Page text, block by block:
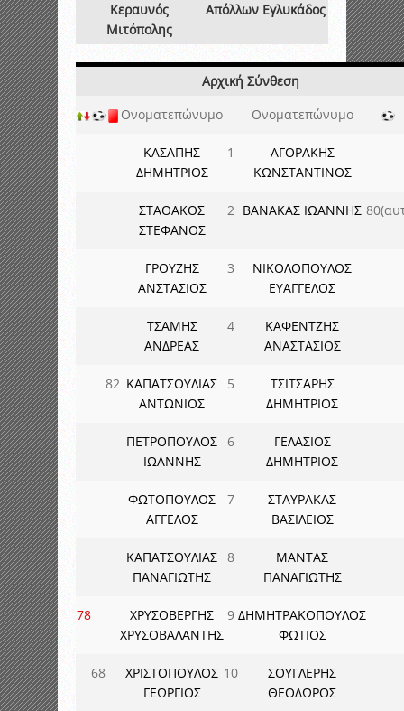
Κεραυνός
Μιτόπολης
Απόλλων Εγλυκάδος
Αρχική Σύνθεση
Ονοματεπώνυμο
Ονοματεπώνυμο
ΚΑΣΑΠΗΣ
ΔΗΜΗΤΡΙΟΣ
1
ΑΓΟΡΑΚΗΣ
ΚΩΝΣΤΑΝΤΙΝΟΣ
ΣΤΑΘΑΚΟΣ
ΣΤΕΦΑΝΟΣ
2 ΒΑΝΑΚΑΣ ΙΩΑΝΝΗΣ
ΓΡΟΥΖΗΣ
ΑΝΣΤΑΣΙΟΣ
3
ΝΙΚΟΛΟΠΟΥΛΟΣ
ΕΥΑΓΓΕΛΟΣ
ΤΣΑΜΗΣ
ΑΝΔΡΕΑΣ
4
ΚΑΦΕΝΤΖΗΣ
ΑΝΑΣΤΑΣΙΟΣ
82 ΚΑΠΑΤΣΟΥΛΙΑΣ
ΑΝΤΩΝΙΟΣ
5
ΤΣΙΤΣΑΡΗΣ
ΔΗΜΗΤΡΙΟΣ
ΠΕΤΡΟΠΟΥΛΟΣ
ΙΩΑΝΝΗΣ
6
ΓΕΛΑΣΙΟΣ
ΔΗΜΗΤΡΙΟΣ
ΦΩΤΟΠΟΥΛΟΣ
ΑΓΓΕΛΟΣ
7
ΣΤΑΥΡΑΚΑΣ
ΒΑΣΙΛΕΙΟΣ
ΚΑΠΑΤΣΟΥΛΙΑΣ
ΠΑΝΑΓΙΩΤΗΣ
8
ΜΑΝΤΑΣ
ΠΑΝΑΓΙΩΤΗΣ
78
ΧΡΥΣΟΒΕΡΓΗΣ
ΧΡΥΣΟΒΑΛΑΝΤΗΣ
9 ΔΗΜΗΤΡΑΚΟΠΟΥΛΟΣ
ΦΩΤΙΟΣ
68
ΧΡΙΣΤΟΠΟΥΛΟΣ
ΓΕΩΡΓΙΟΣ
10
ΣΟΥΓΛΕΡΗΣ
ΘΕΟΔΩΡΟΣ